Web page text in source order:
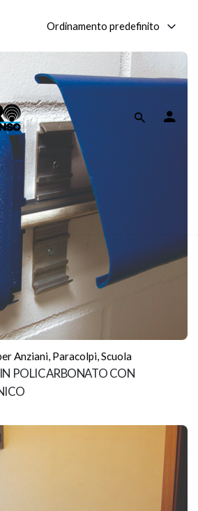
Ordinamento predefinito
Anziani, Paracolpi,Scuola
POLICARBONATO CON